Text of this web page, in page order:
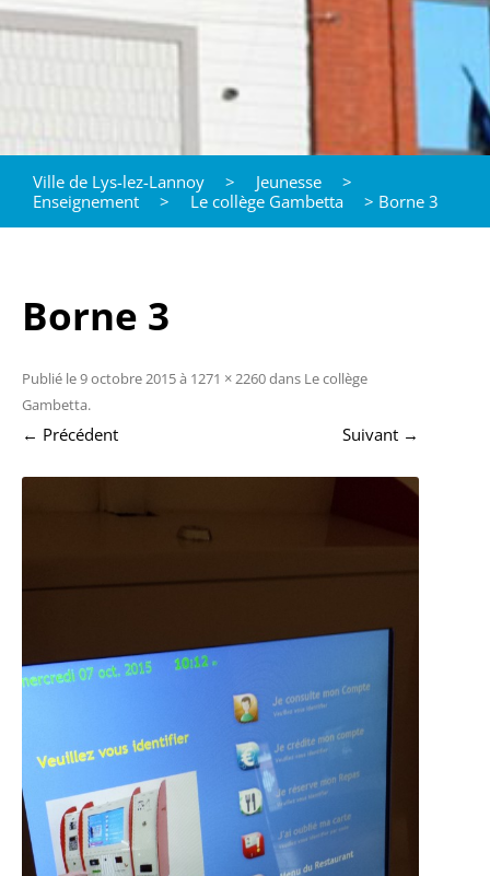
Ville de Lys-lez-Lannoy > Jeunesse
>
Enseignement
> Le collège Gambetta > Borne 3
Borne 3
Publié le9 octobre 2015à 1271 × 2260dans Le collège
Gambetta.
← Précédent Suivant →